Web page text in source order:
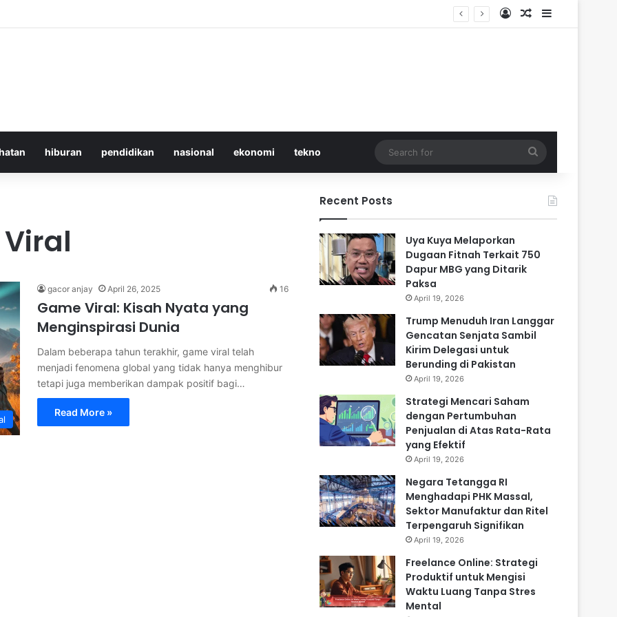
Log InRandom Article
Sidebar
hiburan pendidikan nasional ekonomi tekno
for
gacor anjay April 26, 2025 16
Game Viral: Kisah Nyata yang
Menginspirasi Dunia
Dalam beberapa tahun terakhir, game viral telah
menjadi fenomena global yang tidak hanya menghibur
tetapi juga memberikan dampak positif bagi…
Read More »
Recent Posts
Uya Kuya Melaporkan
Dugaan Fitnah Terkait 750
Dapur MBG yang Ditarik
Paksa
April 19, 2026
Trump Menuduh Iran Langgar
Gencatan Senjata Sambil
Kirim Delegasi untuk
Berunding di Pakistan
April 19, 2026
Strategi Mencari Saham
dengan Pertumbuhan
Penjualan di Atas Rata-Rata
yang Efektif
April 19, 2026
Negara Tetangga RI
Menghadapi PHK Massal,
Sektor Manufaktur dan Ritel
Terpengaruh Signifikan
April 19, 2026
Freelance Online: Strategi
Produktif untuk Mengisi
Waktu Luang Tanpa Stres
Mental